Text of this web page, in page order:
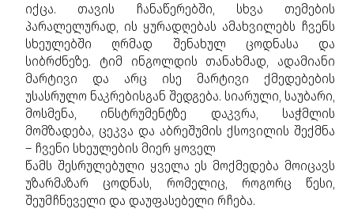
იქცა. თავის ჩანაწერებში, სხვა თემების
პარალელურად, ის ყურადღებას ამახვილებს ჩვენს
სხეულებში ღრმად შენახულ ცოდნასა და
სიბრძნეზე. ტიმ ინგოლდის თანახმად, ადამიანი
მარტივი და არც ისე მარტივი ქმედებების
უსასრულო ნაკრებისგან შედგება. სიარული, საუბარი,
მოსმენა, ინსტრუმენტზე დაკვრა, საჭმლის
მომზადება, ცეკვა და აბრეშუმის ქსოვილის შექმნა
– ჩვენი სხეულების მიერ ყოველ
წამს შესრულებული ყველა ეს მოქმედება მოიცავს
უზარმაზარ ცოდნას, რომელიც, როგორც წესი,
შეუმჩნეველი და დაუფასებელი რჩება.